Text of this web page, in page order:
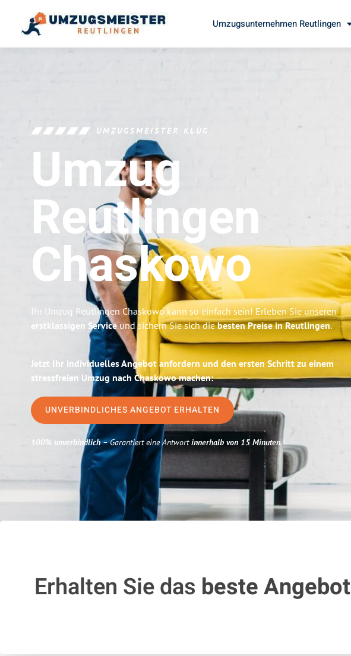
Umzugsunternehmen Reutlingen
UMZUGSMEISTER KLUG
Umzug
Reutlingen
Chaskowo
Ihr Umzug Reutlingen Chaskowo kann so einfach sein! Erleben Sie unseren
erstklassigen Serviceund sichern Sie sich diebesten Preise in Reutlingen.
Jetzt Ihr individuelles Angebot anfordern und den ersten Schritt zu einem
stressfreien Umzug nach Chaskowo machen:
UNVERBINDLICHES ANGEBOT ERHALTEN
100% unverbindlich– Garantiert eine Antwortinnerhalb von 15 Minuten.
Erhalten Sie das beste Angebot